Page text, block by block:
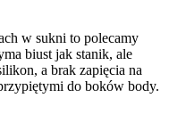
w sukni to polecamy
biust jak stanik, ale
a brak zapięcia na
do boków body.